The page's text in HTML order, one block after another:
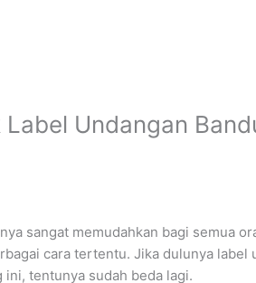
Undangan
sangat memudahkan bagi semua
cara tertentu. Jika dulunya label
tentunya sudah beda lagi.